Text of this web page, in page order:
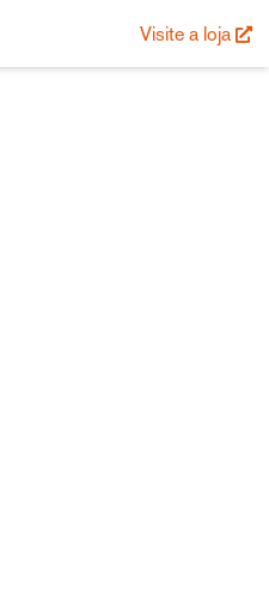
Visite a loja